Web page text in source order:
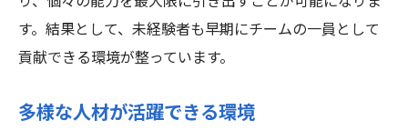
す。結果として、未経験者も早期にチームの一員として
貢献できる環境が整っています。
多様な人材が活躍できる環境